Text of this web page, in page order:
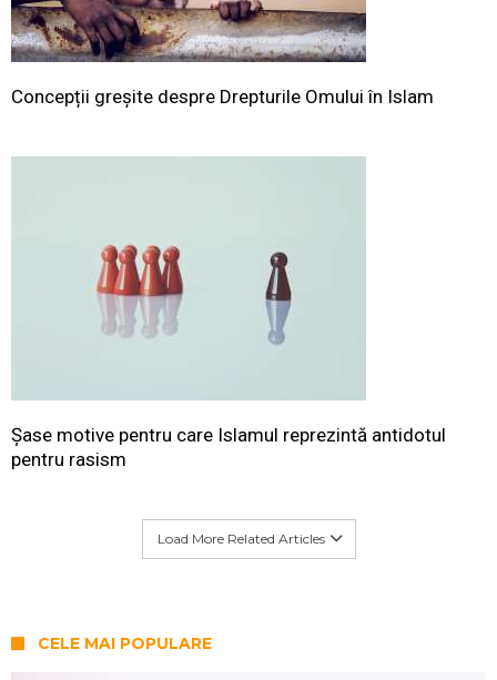
Concepții greșite despre Drepturile Omului în Islam
Șase motive pentru care Islamul reprezintă antidotul
pentru rasism
Load More Related Articles
CELE MAI POPULARE